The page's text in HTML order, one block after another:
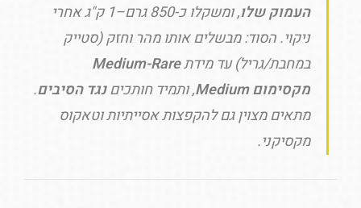
העמוק שלו
, ומשקלו כ-850 גרם–1 ק"ג אחרי
ניקוי. הסוד: מבשלים אותו מהר וחזק (סטייק
במחבת/גריל) עד מידתMedium-Rare
מקסימום Medium
, ותמיד חותכיםנגד הסיבים.
מתאים מצוין גם להקפצות אסייתיות וטאקוס
מקסיקני.